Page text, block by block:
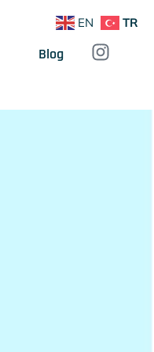
Blog
EN TR